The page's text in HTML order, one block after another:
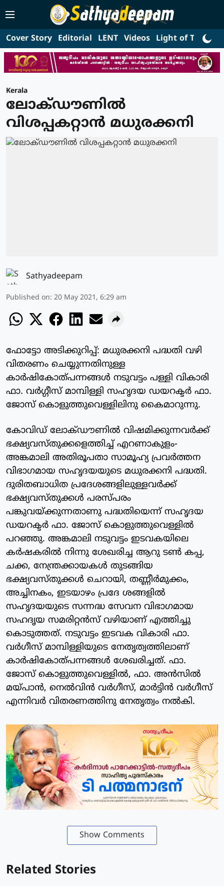
Cover Story Editorial LENT Videos Light of Truth
Kerala
ലോക്ഡൗണില്‍
വിശപ്പകറ്റാന്‍ മധുരക്കനി
Sathyadeepam
Published on: 20 May 2021, 6:29 am
ഫോട്ടോ അടിക്കുറിപ്പ്: മധുരക്കനി പദ്ധതി വഴി
വിതരണം ചെയ്യുന്നതിനുള്ള
കാര്‍ഷികോത്പന്നങ്ങള്‍ നടുവട്ടം പള്ളി വികാരി
ഫാ. വര്‍ഗ്ഗീസ് മാമ്പിള്ളി സഹൃദയ ഡയറക്ടര്‍ ഫാ.
ജോസ് കൊളുത്തുവെള്ളിലിനു കൈമാറുന്നു.
കോവിഡ് ലോക്ഡൗണില്‍ വിഷമിക്കുന്നവര്‍ക്ക്
ഭക്ഷ്യവസ്തുക്കളെത്തിച്ച് എറണാകുളം-
അങ്കമാലി അതിരൂപതാ സാമൂഹ്യ പ്രവര്‍ത്തന
വിഭാഗമായ സഹൃദയയുടെ മധുരക്കനി പദ്ധതി.
ദുരിതബാധിത പ്രദേശങ്ങളിലുള്ളവര്‍ക്ക്
ഭക്ഷ്യവസ്തുക്കള്‍ പരസ്പരം
പങ്കുവയ്ക്കുന്നതാണു പദ്ധതിയെന്ന് സഹൃദയ
ഡയറക്ടര്‍ ഫാ. ജോസ് കൊളുത്തുവെള്ളില്‍
പറഞ്ഞു. അങ്കമാലി നടുവട്ടം ഇടവകയിലെ
കര്‍ഷകരില്‍ നിന്നു ശേഖരിച്ച ആറു ടണ്‍ കപ്പ,
ചക്ക, നേന്ത്രക്കായകള്‍ തുടങ്ങിയ
ഭക്ഷ്യവസ്തുക്കള്‍ ചെറായി, തണ്ണീര്‍മുക്കം,
അച്ചിനകം, ഇടയാഴം പ്രദേ ശങ്ങളില്‍
സഹൃദയയുടെ സന്നദ്ധ സേവന വിഭാഗമായ
സഹദൃയ സമരിറ്റന്‍സ് വഴിയാണ് എത്തിച്ചു
കൊടുത്തത്. നടുവട്ടം ഇടവക വികാരി ഫാ.
വര്‍ഗീസ് മാമ്പിള്ളിയുടെ നേതൃത്വത്തിലാണ്
കാര്‍ഷികോത്പന്നങ്ങള്‍ ശേഖരിച്ചത്. ഫാ.
ജോസ് കൊളുത്തുവെള്ളില്‍, ഫാ. അന്‍സില്‍
മയ്പാന്‍, നെല്‍വിന്‍ വര്‍ഗീസ്, മാര്‍ട്ടിന്‍ വര്‍ഗീസ്
എന്നിവര്‍ വിതരണത്തിനു നേതൃത്വം നല്‍കി.
Show Comments
Related Stories